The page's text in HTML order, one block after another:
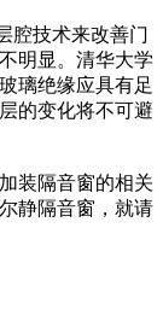
腔技术来改善门
明显。清华大学
璃绝缘应具有足
的变化将不可避
装隔音窗的相关
静隔音窗，就请